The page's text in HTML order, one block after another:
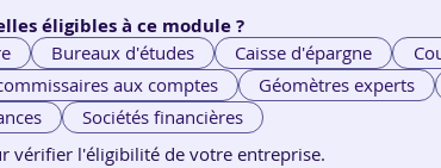
éligibles à ce module ?
Bureaux d'études Caisse d'épargne
aux comptes Géomètres experts
Sociétés financières
vérifier l'éligibilité de votre entreprise.